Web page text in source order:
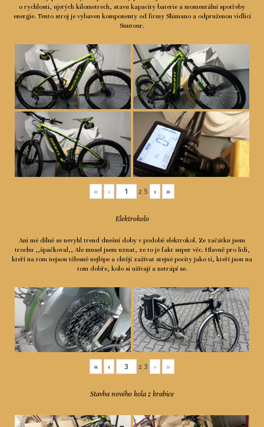
Ceník
Kontakty
o rychlosti, ujetých kilometrech, stavu kapacity baterie a momentální spotřeby
energie. Tento stroj je vybaven komponenty od firmy Shimano a odpruženou vidlicí
Suntour.
« ‹ z5 › »
Elektrokolo
Ani mé dílně se nevyhl trend dnešní doby v podobě elektrokol. Ze začátku jsem
trochu ,,špačkoval,, Ale musel jsem uznat, ze to je fakt super věc. Hlavně pro lidi,
kteří na tom nejsou tělesně nejlépe a chtějí zažívat stejné pocity jako ti, kteří jsou na
tom dobře, kolo si užívají a netrápí se.
« ‹ z3 › »
Stavba nového kola z krabice